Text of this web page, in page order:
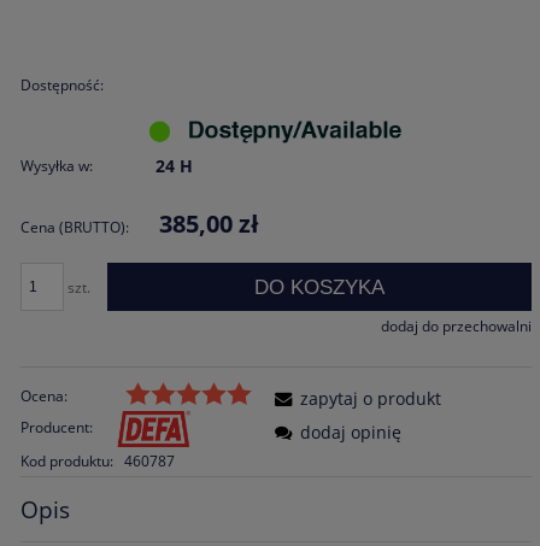
Dostępność:
Wysyłka w: 24 H
Cena (BRUTTO): 385,00 zł
szt. DO KOSZYKA
dodaj do przechowalni
Ocena:
Producent:
Kod produktu: 460787
zapytaj o produkt
dodaj opinię
Opis